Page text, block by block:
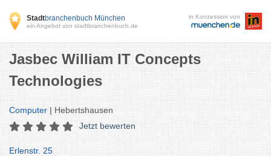
Stadtbranchenbuch München
ein Angebot von stadtbranchenbuch.de
in Konzession von
Jasbec William IT Concepts
Technologies
Computer | Hebertshausen
Jetzt bewerten
Erlenstr. 25